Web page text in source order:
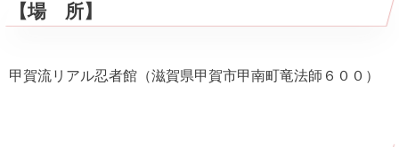
【場 所】
甲賀流リアル忍者館（滋賀県甲賀市甲南町竜法師６００）